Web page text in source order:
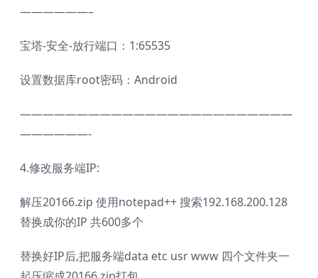
——————–
宝塔-安全-放行端口：1:65535
设置数据库root密码：Android
————————————————————————
——————-
4.修改服务端IP:
解压20166.zip 使用notepad++搜索192.168.200.128
替换成你的IP 共600多个
替换好IP后,把服务端data etc usr www 四个文件夹一